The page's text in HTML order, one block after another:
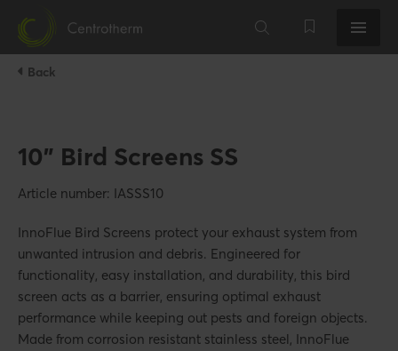
Back
10" Bird Screens SS
Article number: IASSS10
InnoFlue Bird Screens protect your exhaust system from
unwanted intrusion and debris. Engineered for
functionality, easy installation, and durability, this bird
screen acts as a barrier, ensuring optimal exhaust
performance while keeping out pests and foreign objects.
Made from corrosion resistant stainless steel, InnoFlue